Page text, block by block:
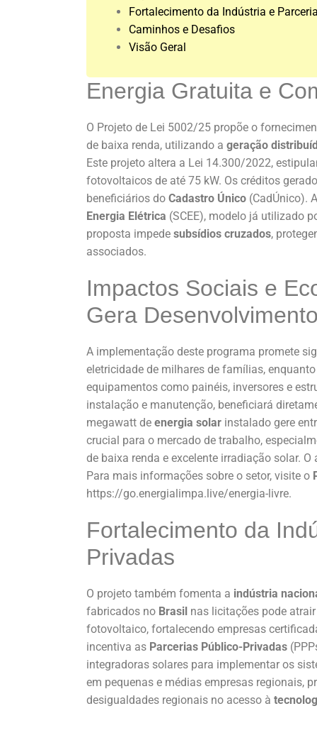
Fortalecimento da Indústria e
Caminhos e Desafios
Visão Geral
Energia Gratuita e
O Projeto de Lei 5002/25 propõe o
de baixa renda, utilizando a geração
Este projeto altera a Lei 14.300/2022,
fotovoltaicos de até 75 kW. Os créditos
beneficiários do Cadastro Único (CadÚnico).
Energia Elétrica (SCEE), modelo já utilizado
proposta impede subsídios cruzados,
associados.
Impactos Sociais e
Gera Desenvolvimento
A implementação deste programa promete
eletricidade de milhares de famílias,
equipamentos como painéis, inversores e
instalação e manutenção, beneficiará
megawatt de energia solar instalado gere
crucial para o mercado de trabalho,
de baixa renda e excelente irradiação solar. O
Para mais informações sobre o setor, visite o
https://go.energialimpa.live/energia-livre.
Fortalecimento da
Privadas
O projeto também fomenta a indústria
fabricados no Brasil nas licitações pode
fotovoltaico, fortalecendo empresas
incentiva as Parcerias Público-Privadas
integradoras solares para implementar os
em pequenas e médias empresas regionais,
desigualdades regionais no acesso à